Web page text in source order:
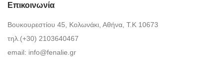
Επικοινωνία
Βουκουρεστίου 45, Κολωνάκι, Αθήνα, Τ.Κ 10673
τηλ.(+30) 2103640467
email: info@fenalie.gr